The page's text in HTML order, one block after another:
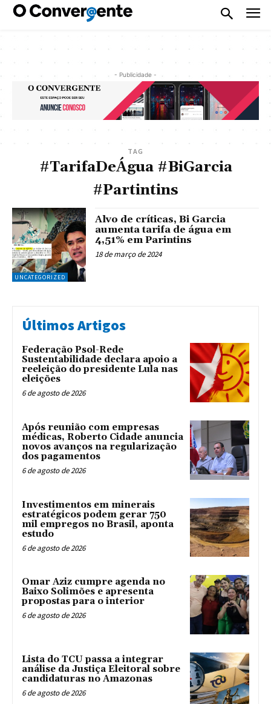
- Publicidade -
TAG
#TarifaDeÁgua #BiGarcia
#Partintins
UNCATEGORIZED
Alvo de críticas, Bi Garcia
aumenta tarifa de água em
4,51% em Parintins
18 de março de 2024
Últimos Artigos
Federação Psol-Rede
Sustentabilidade declara apoio a
reeleição do presidente Lula nas
eleições
6 de agosto de 2026
Após reunião com empresas
médicas, Roberto Cidade anuncia
novos avanços na regularização
dos pagamentos
6 de agosto de 2026
Investimentos em minerais
estratégicos podem gerar 750
mil empregos no Brasil, aponta
estudo
6 de agosto de 2026
Omar Aziz cumpre agenda no
Baixo Solimões e apresenta
propostas para o interior
6 de agosto de 2026
Lista do TCU passa a integrar
análise da Justiça Eleitoral sobre
candidaturas no Amazonas
6 de agosto de 2026